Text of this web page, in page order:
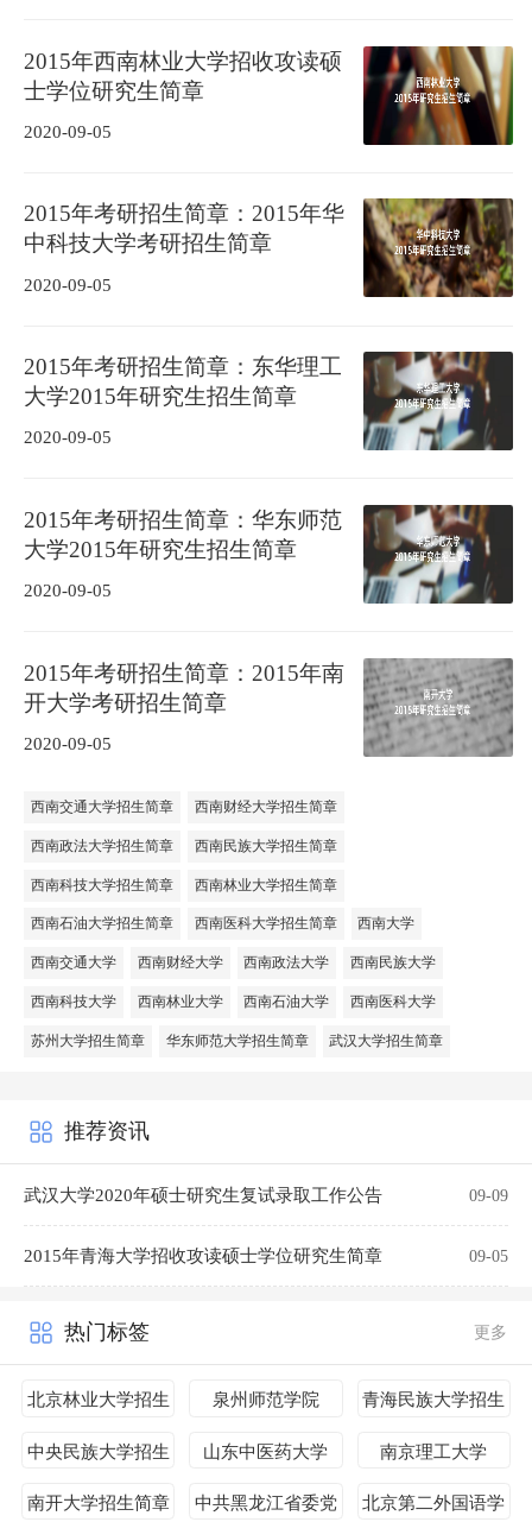
2015年西南林业大学招收攻读硕
士学位研究生简章
2020-09-05
2015年考研招生简章：2015年华
中科技大学考研招生简章
2020-09-05
2015年考研招生简章：东华理工
大学2015年研究生招生简章
2020-09-05
2015年考研招生简章：华东师范
大学2015年研究生招生简章
2020-09-05
2015年考研招生简章：2015年南
开大学考研招生简章
2020-09-05
西南交通大学招生简章 西南财经大学招生简章
西南政法大学招生简章 西南民族大学招生简章
西南科技大学招生简章 西南林业大学招生简章
西南石油大学招生简章 西南医科大学招生简章 西南大学
西南交通大学 西南财经大学 西南政法大学 西南民族大学
西南科技大学 西南林业大学 西南石油大学 西南医科大学
苏州大学招生简章 华东师范大学招生简章 武汉大学招生简章
推荐资讯
武汉大学2020年硕士研究生复试录取工作公告 09-09
2015年青海大学招收攻读硕士学位研究生简章 09-05
热门标签 更多
北京林业大学招生
泉州师范学院
青海民族大学招生
中央民族大学招生
山东中医药大学 南京理工大学
南开大学招生简章 中共黑龙江省委党 北京第二外国语学